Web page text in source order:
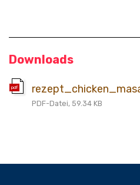
Downloads
pdf
PDF-Datei, 59.34 KB